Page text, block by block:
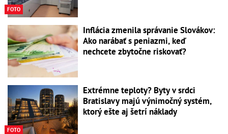
FOTO
Inflácia zmenila správanie Slovákov:
Ako narábať s peniazmi, keď
nechcete zbytočne riskovať?
FOTO
Extrémne teploty? Byty v srdci
Bratislavy majú výnimočný systém,
ktorý ešte aj šetrí náklady